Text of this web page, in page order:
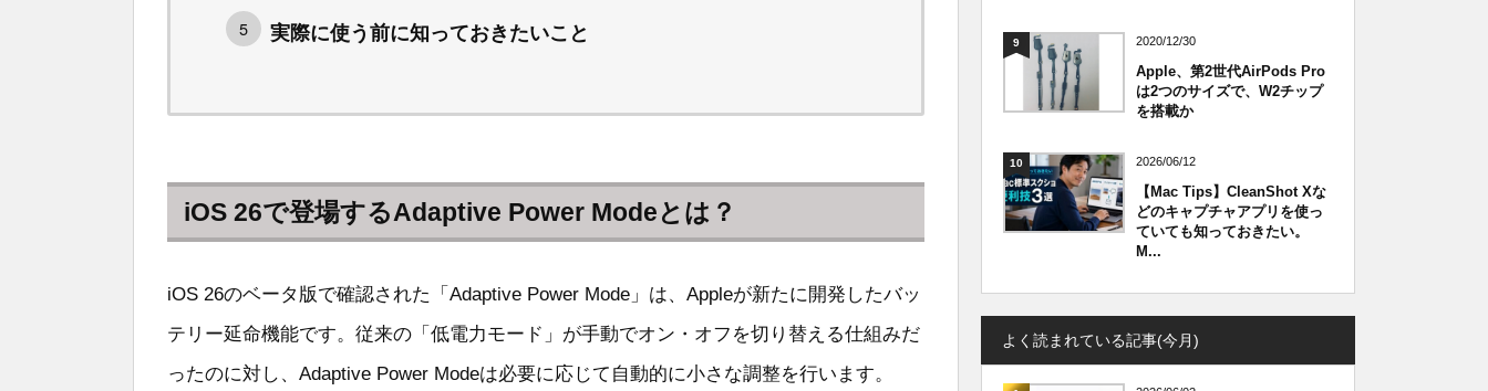
実際に使う前に知っておきたいこと
iOS 26で登場するAdaptive Power Modeとは？
iOS 26のベータ版で確認された「Adaptive Power Mode」は、Appleが新たに開発したバッ
テリー延命機能です。従来の「低電力モード」が手動でオン・オフを切り替える仕組みだ
ったのに対し、Adaptive Power Modeは必要に応じて自動的に小さな調整を行います。
9 2020/12/30
Apple、第2世代AirPods Pro
は2つのサイズで、W2チップ
を搭載か
10 2026/06/12
【Mac Tips】CleanShot Xな
どのキャプチャアプリを使っ
ていても知っておきたい。
M...
よく読まれている記事(今月)